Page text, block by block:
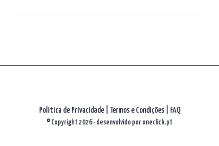
Politica de Privacidade| Termos e Condições FAQ
© Copyright 2026 - desenvolvido por oneclick.pt